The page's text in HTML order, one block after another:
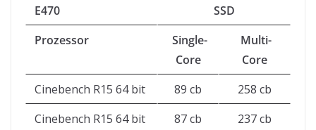
E470
SSD
Prozessor
Single-
Core
Multi-
Core
Cinebench R15 64 bit
89 cb
258 cb
Cinebench R15 64 bit
87 cb 237 cb